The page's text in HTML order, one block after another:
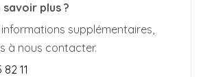
savoir plus ?
supplémentaires,
à nous contacter.
11